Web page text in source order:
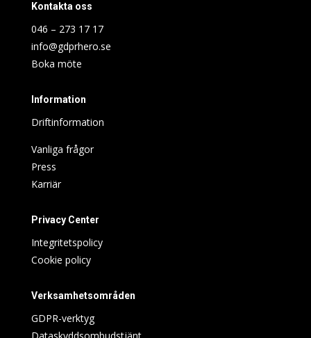
Kontakta oss
046 – 273 17 17
info@gdprhero.se
Boka möte
Information
Driftinformation
Vanliga frågor
Press
Karriär
Privacy Center
Integritetspolicy
Cookie policy
Verksamhetsområden
GDPR-verktyg